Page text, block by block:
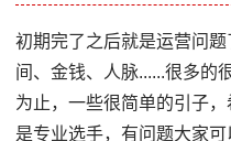
初期完了之后就是运营问
间、金钱、人脉......很多的
为止，一些很简单的引子
是专业选手，有问题大家可